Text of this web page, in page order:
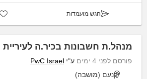
הגש מועמדות
מנהל.ת חשבונות בכיר.ה לעיריית
פורסם לפני 4 ימים ע"י PwC Israel
יקנעם (מושבה)